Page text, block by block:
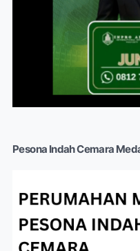
Pesona Indah Cemara